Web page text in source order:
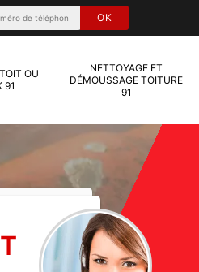
OU
91
NETTOYAGE ET
DÉMOUSSAGE TOITURE
91